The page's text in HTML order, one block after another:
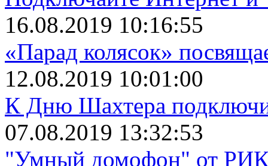
16.08.2019 10:16:55
«Парад колясок»
12.08.2019 10:01:00
К Дню Шахтера
07.08.2019 13:32:53
"Умный домофон" от